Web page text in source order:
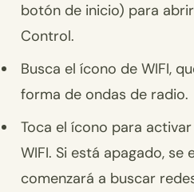
botón de inicio) para
Control.
Busca el ícono de WIFI,
forma de ondas de radio.
Toca el ícono para
WIFI. Si está apagado, se
comenzará a buscar